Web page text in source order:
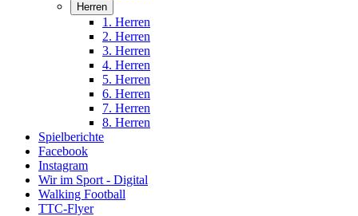
Herren
1. Herren
2. Herren
3. Herren
4. Herren
5. Herren
6. Herren
7. Herren
8. Herren
Spielberichte
Facebook
Instagram
Wir im Sport - Digital
Walking Football
TTC-Flyer